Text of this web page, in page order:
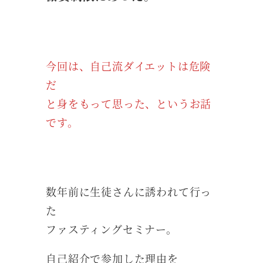
今回は、自己流ダイエットは危険
だ
と身をもって思った、というお話
です。
数年前に生徒さんに誘われて行っ
た
ファスティングセミナー。
自己紹介で参加した理由を